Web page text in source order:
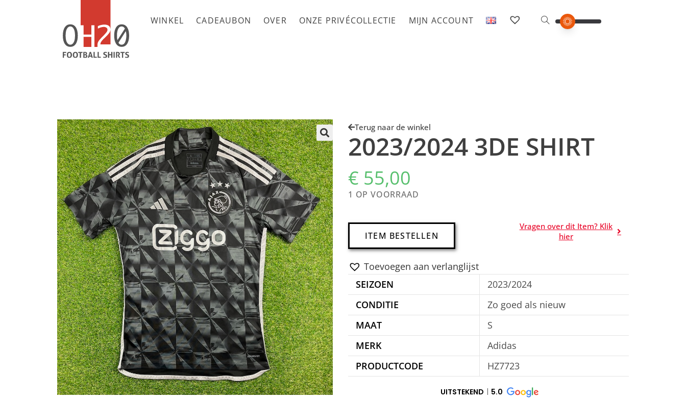
WINKEL CADEAUBON OVER ONZE PRIVÉCOLLECTIE MIJN ACCOUNT
Terug naar de winkel
2023/2024 3DE SHIRT
€ 55,00
1 OP VOORRAAD
ITEM BESTELLEN
e
a
t
e
:
Vragen over dit Item? Klik
hier
Toevoegen aan verlanglijst
SEIZOEN
2023/2024
CONDITIE
Zo goed als nieuw
MAAT
S
MERK
Adidas
PRODUCTCODE
HZ7723
UITSTEKEND 5.0